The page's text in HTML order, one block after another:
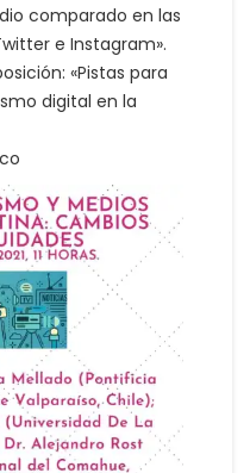
comparado en las
e Instagram».
«Pistas para
digital en la